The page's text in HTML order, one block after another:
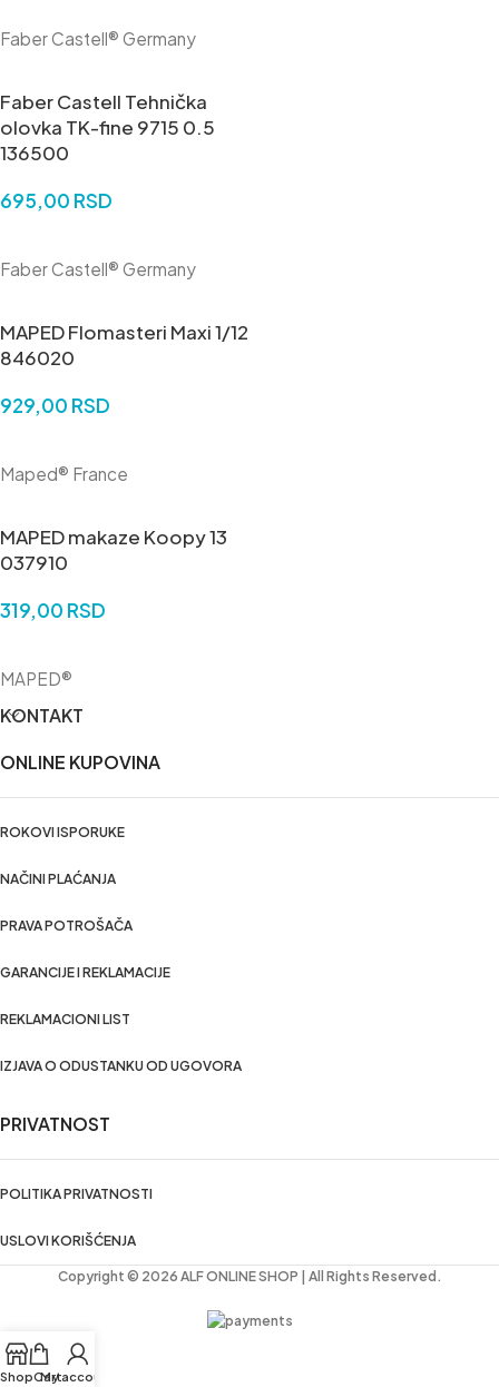
Faber Castell® Germany
Faber Castell Tehnička
olovka TK-fine 9715 0.5
136500
695,00 RSD
Faber Castell® Germany
MAPED Flomasteri Maxi 1/12
846020
929,00 RSD
Maped® France
MAPED makaze Koopy 13
037910
319,00 RSD
MAPED®
KONTAKT
ONLINE KUPOVINA
ROKOVI ISPORUKE
NAČINI PLAĆANJA
PRAVA POTROŠAČA
GARANCIJE I REKLAMACIJE
REKLAMACIONI LIST
IZJAVA O ODUSTANKU OD UGOVORA
PRIVATNOST
POLITIKA PRIVATNOSTI
USLOVI KORIŠĆENJA
Copyright © 2026 ALF ONLINE SHOP | All Rights Reserved.
ShopCart
My account